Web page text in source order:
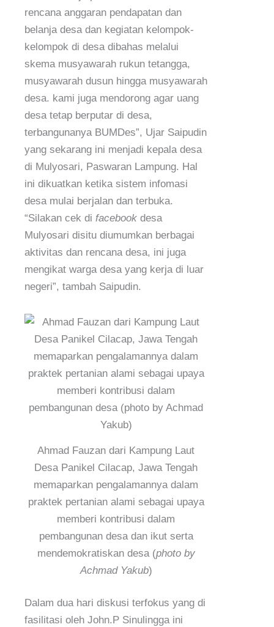
rencana anggaran pendapatan dan
belanja desa dan kegiatan kelompok-
kelompok di desa dibahas melalui
skema musyawarah rukun tetangga,
musyawarah dusun hingga musyawarah
desa. kami juga mendorong agar uang
desa tetap berputar di desa,
terbangunanya BUMDes”, Ujar Saipudin
yang sekarang ini menjadi kepala desa
di Mulyosari, Paswaran Lampung. Hal
ini dikuatkan ketika sistem infomasi
desa mulai berjalan dan terbuka.
“Silakan cek di facebook desa
Mulyosari disitu diumumkan berbagai
aktivitas dan rencana desa, ini juga
mengikat warga desa yang kerja di luar
negeri”, tambah Saipudin.
Ahmad Fauzan dari Kampung Laut
Desa Panikel Cilacap, Jawa Tengah
memaparkan pengalamannya dalam
praktek pertanian alami sebagai upaya
memberi kontribusi dalam
pembangunan desa dan ikut serta
mendemokratiskan desa (photo by
Achmad Yakub)
Dalam dua hari diskusi terfokus yang di
fasilitasi oleh John.P Sinulingga ini